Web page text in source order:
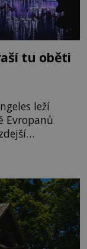
tu oběti
leží
Evropanů
ročně. A ač je